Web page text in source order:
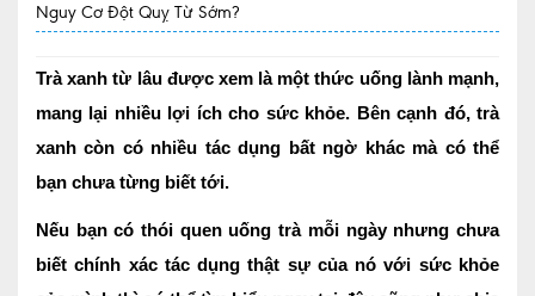
TIN TỨC
Thông tin y tế
Tin Ưu đãi
Tin sự kiện
Báo chí nói về chúng tôi
Tin tức BHYT
Nguy Cơ Đột Quỵ Từ Sớm?
Trà xanh từ lâu được xem là một thức uống lành mạnh,
mang lại nhiều lợi ích cho sức khỏe. Bên cạnh đó, trà
xanh còn có nhiều tác dụng bất ngờ khác mà có thể
bạn chưa từng biết tới.
Nếu bạn có thói quen uống trà mỗi ngày nhưng chưa
biết chính xác tác dụng thật sự của nó với sức khỏe